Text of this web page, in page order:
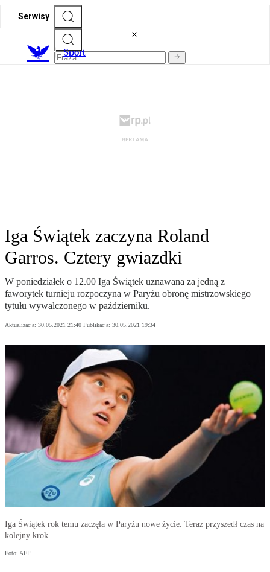
Serwisy
Sport
Iga Świątek zaczyna Roland
Garros. Cztery gwiazdki
W poniedziałek o 12.00 Iga Świątek uznawana za jedną z
faworytek turnieju rozpoczyna w Paryżu obronę mistrzowskiego
tytułu wywalczonego w październiku.
Aktualizacja: 30.05.2021 21:40 Publikacja: 30.05.2021 19:34
Iga Świątek rok temu zaczęła w Paryżu nowe życie. Teraz przyszedł czas na
kolejny krok
Foto: AFP